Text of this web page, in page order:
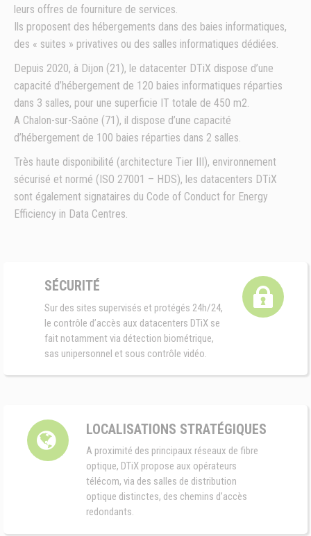
leurs offres de fourniture de services.
Ils proposent des hébergements dans des baies informatiques,
des « suites » privatives ou des salles informatiques dédiées.
Depuis 2020, à Dijon (21), le datacenter DTiX dispose d’une
capacité d’hébergement de 120 baies informatiques réparties
dans 3 salles, pour une superficie IT totale de 450 m2.
A Chalon-sur-Saône (71), il dispose d’une capacité
d’hébergement de 100 baies réparties dans 2 salles.
Très haute disponibilité (architecture Tier III), environnement
sécurisé et normé (ISO 27001 – HDS), les datacenters DTiX
sont également signataires du Code of Conduct for Energy
Efficiency in Data Centres.
SÉCURITÉ
Sur des sites supervisés et protégés 24h/24,
le contrôle d’accès aux datacenters DTiX se
fait notamment via détection biométrique,
sas unipersonnel et sous contrôle vidéo.
LOCALISATIONS STRATÉGIQUES
A proximité des principaux réseaux de fibre
optique, DTiX propose aux opérateurs
télécom, via des salles de distribution
optique distinctes, des chemins d’accès
redondants.